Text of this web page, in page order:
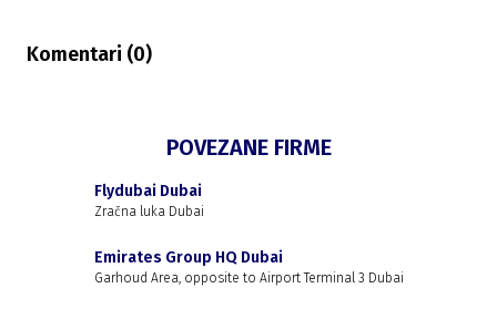
Komentari (0)
POVEZANE FIRME
Flydubai Dubai
Zračna luka Dubai
Emirates Group HQ Dubai
Garhoud Area, opposite to Airport Terminal 3 Dubai